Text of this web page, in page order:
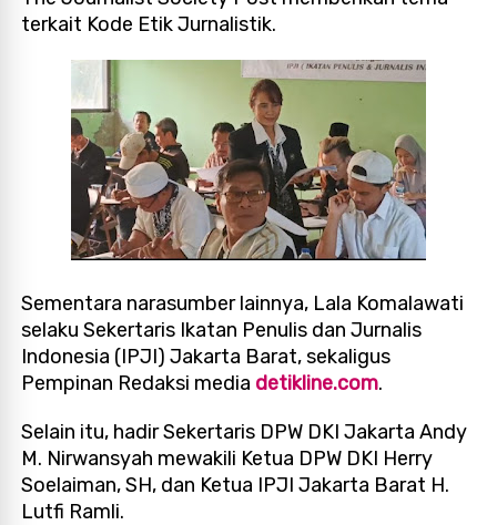
terkait Kode Etik Jurnalistik.
Sementara narasumber lainnya, Lala Komalawati
selaku Sekertaris Ikatan Penulis dan Jurnalis
Indonesia (IPJI) Jakarta Barat, sekaligus
Pempinan Redaksi media detikline.com.
Selain itu, hadir Sekertaris DPW DKI Jakarta Andy
M. Nirwansyah mewakili Ketua DPW DKI Herry
Soelaiman, SH, dan Ketua IPJI Jakarta Barat H.
Lutfi Ramli.